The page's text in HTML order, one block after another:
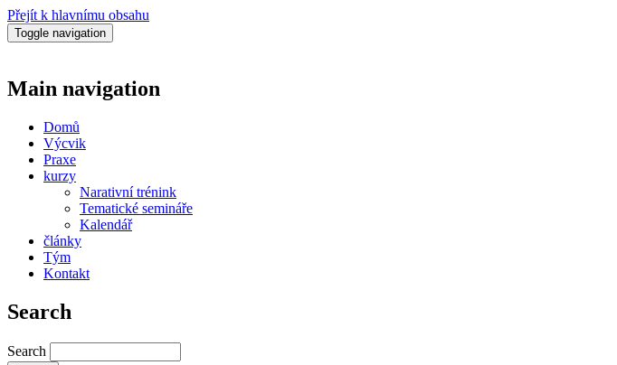
Přejít k hlavnímu obsahu
Toggle navigation
Main navigation
Domů
Výcvik
Praxe
kurzy
Narativní trénink
Tematické semináře
Kalendář
články
Tým
Kontakt
Search
Search